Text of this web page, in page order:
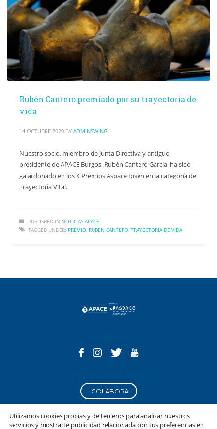
Rubén Cantero premiado por su trayectoria de
vida
14 OCTUBRE 2020 BY ADMINSWING
Nuestro socio, miembro de Junta Directiva y antiguo
presidente de APACE Burgos, Rubén Cantero García, ha sido
galardonado en los X Premios Aspace Ipsen en la categoría de
Trayectoria Vital.
PUBLISHED IN NOTICIAS APACE
TAGGED UNDER: PREMIO, RUBÉN CANTERO, TRAYECTORIA DE VIDA
COLABORA
Utilizamos cookies propias y de terceros para analizar nuestros
servicios y mostrarte publicidad relacionada con tus preferencias en